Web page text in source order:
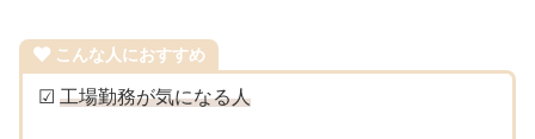
こんな人におすすめ
☑ 工場勤務が気になる人